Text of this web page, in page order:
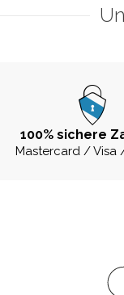
100% sichere
Mastercard / Visa